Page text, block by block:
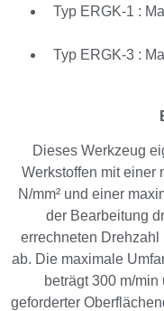
Typ ERGK-1 :
Typ ERGK-3 :
Dieses Werkzeug
Werkstoffen mit einer
N/mm² und einer
der Bearbeitung
errechneten Drehzahl
ab. Die maximale
beträgt 300 m/
geforderter